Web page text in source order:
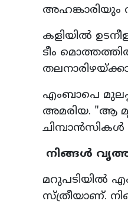
അഹങ്കാരിയും
കളിയിൽ
ടീം
എംബാപെ
അമരിയ. "ആ
നിങ്ങൾ
മറുപടിയിൽ
സ്ത്രീയാണ്.